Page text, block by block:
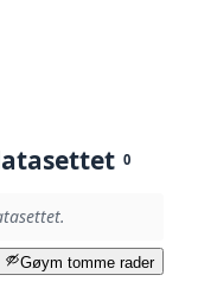
0
Gøym tomme rader